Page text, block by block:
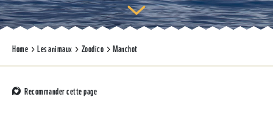
Home Les animaux Zoodico Manchot
Recommander cette page